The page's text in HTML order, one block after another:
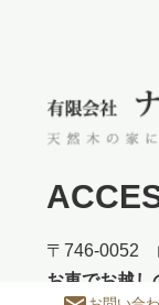
〒746-0052
お車でお越し